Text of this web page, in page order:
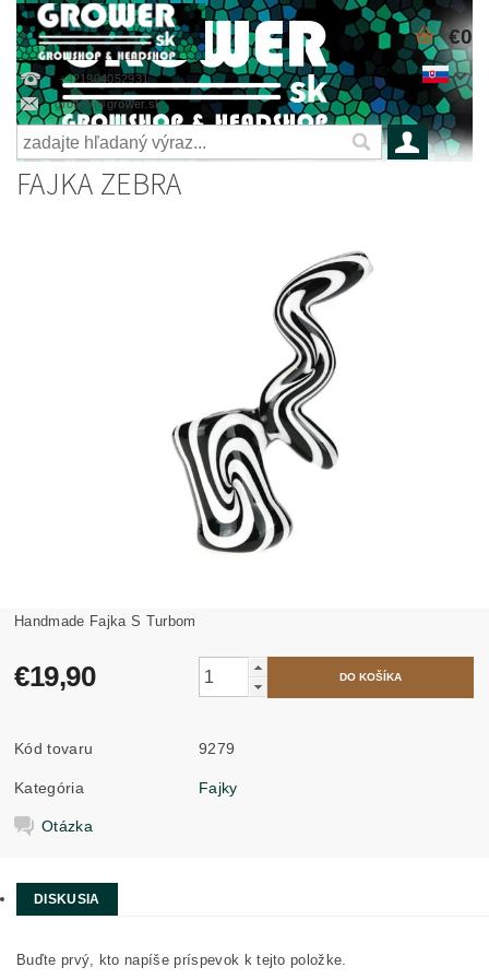
+421904052931
grower@grower.sk
€0
FAJKA ZEBRA
Handmade Fajka S Turbom
€19,90
Kód tovaru 9279
Kategória Fajky
Otázka
DISKUSIA
Buďte prvý, kto napíše príspevok k tejto položke.